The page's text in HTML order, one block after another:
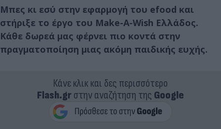
Μπες κι εσύ στην εφαρμογή του efood και
στήριξε το έργο του Make-A-Wish Ελλάδος.
Κάθε δωρεά μας φέρνει πιο κοντά στην
πραγματοποίηση μιας ακόμη παιδικής ευχής.
Κάνε κλικ και δες περισσότερο
Flash.grστην αναζήτηση της Google